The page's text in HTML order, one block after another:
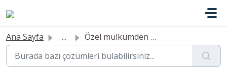
Ana Sayfa ... Özel mülkümden gözlemleri kaldıracak mısınız?